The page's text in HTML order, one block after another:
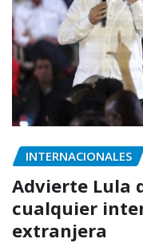
INTERNACIONALES
Advierte Lula
cualquier
extranjera